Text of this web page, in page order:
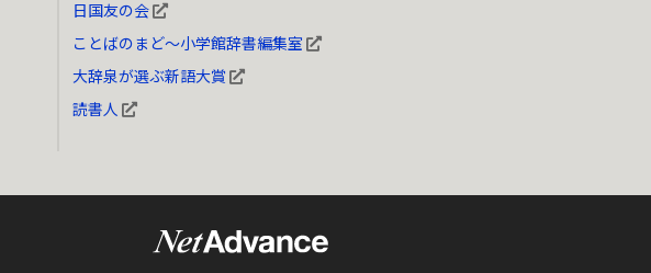
日国友の会
ことばのまど～小学館辞書編集室
大辞泉が選ぶ新語大賞
読書人